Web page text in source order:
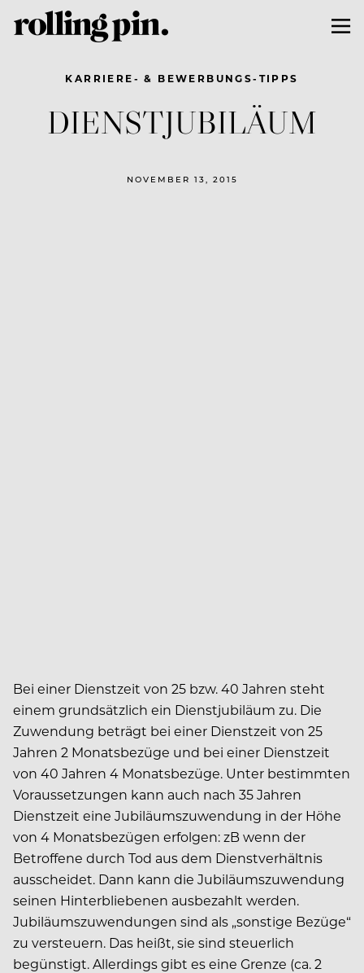
KARRIERE- & BEWERBUNGS-TIPPS
DIENSTJUBILÄUM
NOVEMBER 13, 2015
Bei einer Dienstzeit von 25 bzw. 40 Jahren steht
einem grundsätzlich ein Dienstjubiläum zu. Die
Zuwendung beträgt bei einer Dienstzeit von 25
Jahren 2 Monatsbezüge und bei einer Dienstzeit
von 40 Jahren 4 Monatsbezüge. Unter bestimmten
Voraussetzungen kann auch nach 35 Jahren
Dienstzeit eine Jubiläumszuwendung in der Höhe
von 4 Monatsbezügen erfolgen: zB wenn der
Betroffene durch Tod aus dem Dienstverhältnis
ausscheidet. Dann kann die Jubiläumszuwendung
seinen Hinterbliebenen ausbezahlt werden.
Jubiläumszuwendungen sind als „sonstige Bezüge“
zu versteuern. Das heißt, sie sind steuerlich
begünstigt. Allerdings gibt es eine Grenze (ca. 2